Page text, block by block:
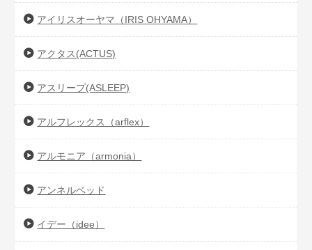
アイリスオーヤマ（IRIS OHYAMA）
アクタス(ACTUS)
アスリープ(ASLEEP)
アルフレックス（arflex）
アルモニア（armonia）
アンネルベッド
イデー（idee）